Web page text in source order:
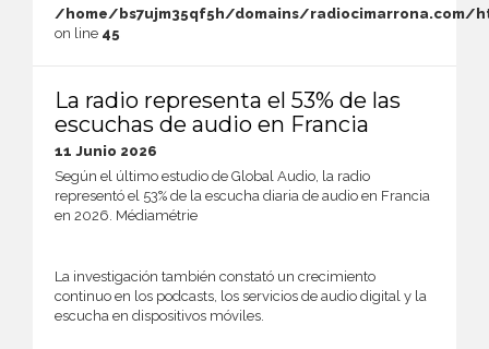
/home/bs7ujm35qf5h/domains/
on line 45
La radio representa el 53% de las
escuchas de audio en Francia
11 Junio 2026
Según el último estudio de Global Audio, la radio
representó el 53% de la escucha diaria de audio en Francia
en 2026. Médiamétrie
La investigación también constató un crecimiento
continuo en los podcasts, los servicios de audio digital y la
escucha en dispositivos móviles.